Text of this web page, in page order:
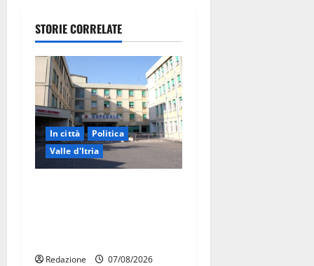
STORIE CORRELATE
In città
Politica
Valle d'Itria
Redazione
07/08/2026